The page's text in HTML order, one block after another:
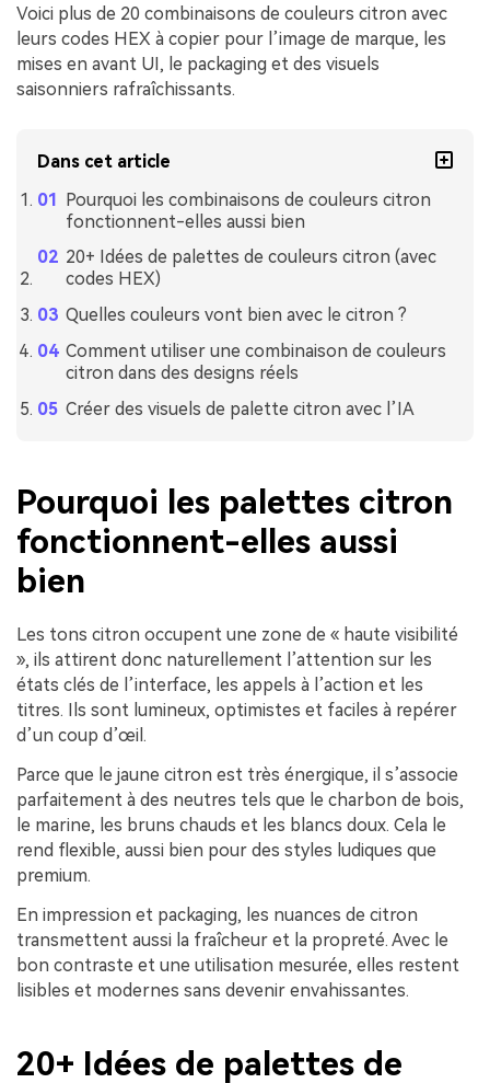
Voici plus de 20 combinaisons de couleurs citron avec
leurs codes HEX à copier pour l’image de marque, les
mises en avant UI, le packaging et des visuels
saisonniers rafraîchissants.
Dans cet article
Pourquoi les combinaisons de couleurs citron
fonctionnent-elles aussi bien
20+ Idées de palettes de couleurs citron (avec
codes HEX)
Quelles couleurs vont bien avec le citron ?
Comment utiliser une combinaison de couleurs
citron dans des designs réels
Créer des visuels de palette citron avec l’IA
Pourquoi les palettes citron
fonctionnent-elles aussi
bien
Les tons citron occupent une zone de « haute visibilité
», ils attirent donc naturellement l’attention sur les
états clés de l’interface, les appels à l’action et les
titres. Ils sont lumineux, optimistes et faciles à repérer
d’un coup d’œil.
Parce que le jaune citron est très énergique, il s’associe
parfaitement à des neutres tels que le charbon de bois,
le marine, les bruns chauds et les blancs doux. Cela le
rend flexible, aussi bien pour des styles ludiques que
premium.
En impression et packaging, les nuances de citron
transmettent aussi la fraîcheur et la propreté. Avec le
bon contraste et une utilisation mesurée, elles restent
lisibles et modernes sans devenir envahissantes.
20+ Idées de palettes de